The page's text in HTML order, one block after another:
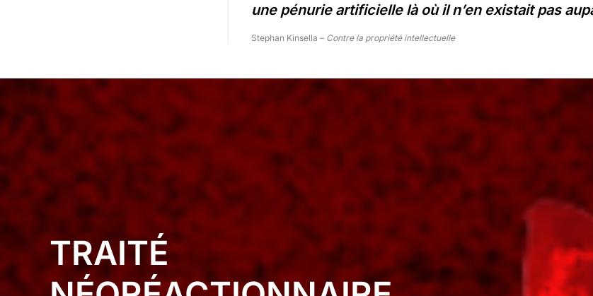
une pénurie artificielle là où il n’en existait pas
Stephan Kinsella – Contre la propriété intellectuelle
TRAITÉ